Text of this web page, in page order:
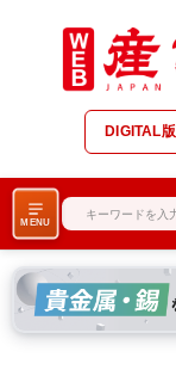
DIGITAL版
MENU